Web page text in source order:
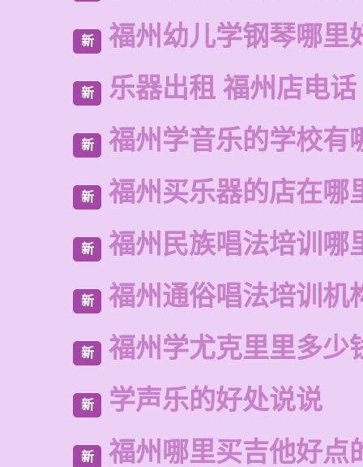
新 福州幼儿学钢琴哪里
新 乐器出租 福州店电话
新 福州学音乐的学校有
新 福州买乐器的店在哪
新 福州民族唱法培训哪
新 福州通俗唱法培训机
新 福州学尤克里里多少
新 学声乐的好处说说
新 福州哪里买吉他好点